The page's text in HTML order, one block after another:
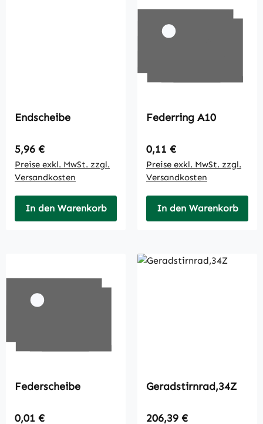
Endscheibe
Regulärer Preis:
5,96 €
Preise exkl. MwSt. zzgl.
Versandkosten
In den Warenkorb
Federring A10
Regulärer Preis:
0,11 €
Preise exkl. MwSt. zzgl.
Versandkosten
In den Warenkorb
Federscheibe
Regulärer Preis:
0,01 €
Geradstirnrad,34Z
Regulärer Preis:
206,39 €